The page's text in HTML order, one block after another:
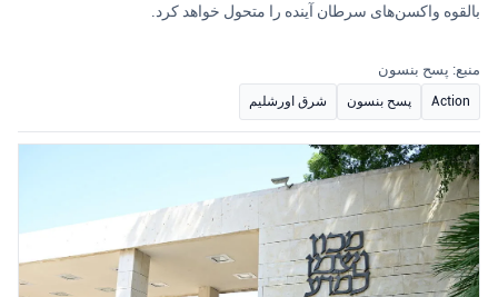
بالقوه واکسن‌های سرطان آینده را متحول خواهد کرد.
منبع: پسح بنسون
Action پسح بنسون شرق اورشلیم